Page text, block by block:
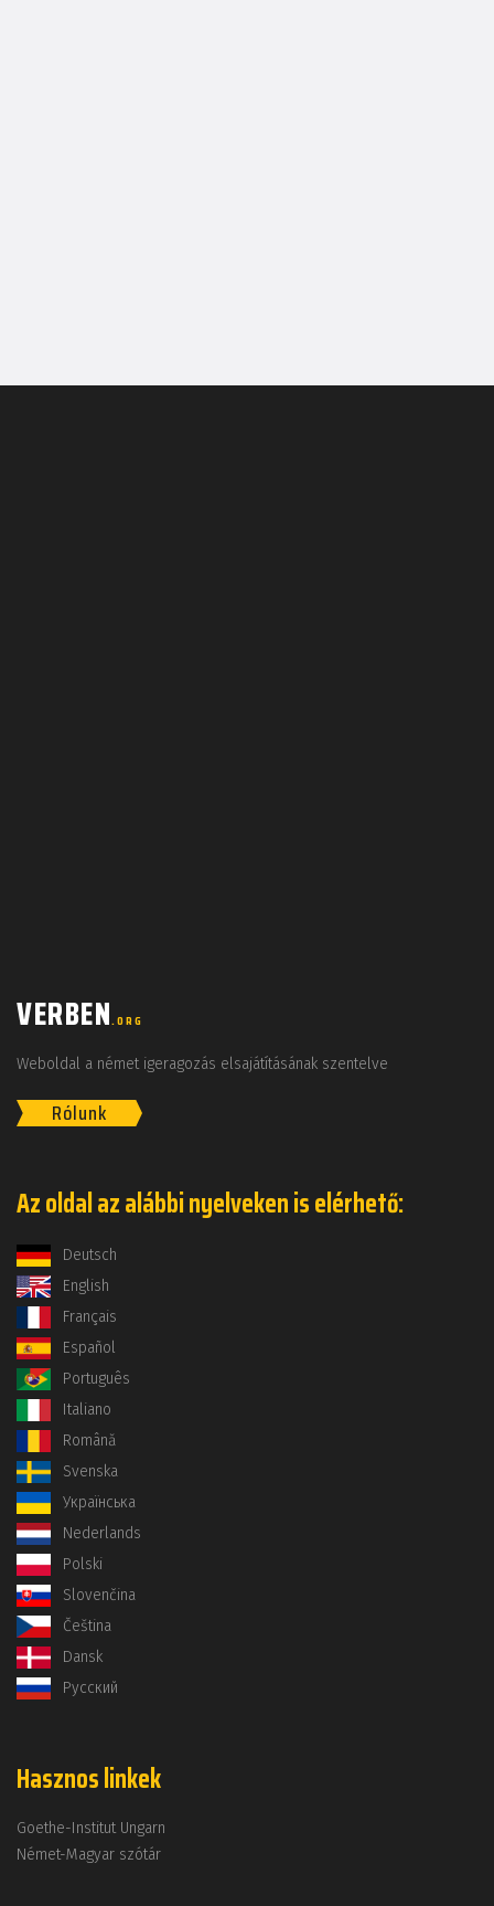
VERBEN.ORG
Weboldal a német igeragozás elsajátításának szentelve
Rólunk
Az oldal az alábbi nyelveken is elérhető:
Deutsch
English
Français
Español
Português
Italiano
Română
Svenska
Українська
Nederlands
Polski
Slovenčina
Čeština
Dansk
Русский
Hasznos linkek
Goethe-Institut Ungarn
Német-Magyar szótár